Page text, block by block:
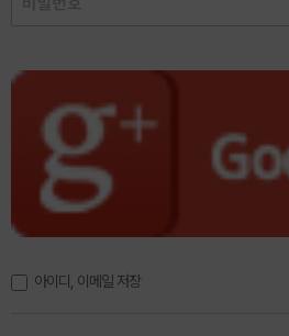
아이디, 이메일 저장